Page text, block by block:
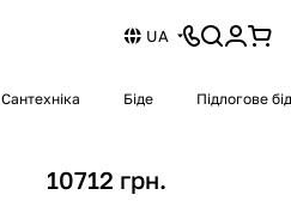
UA
Сантехніка Біде Підлогове
10712 грн.